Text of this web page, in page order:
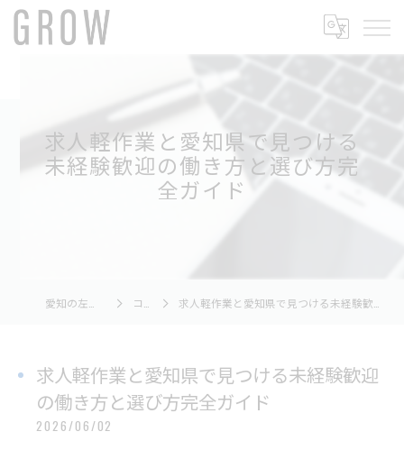
求人軽作業と愛知県で見つける
未経験歓迎の働き方と選び方完
全ガイド
コラム 求人軽作業と愛知県で見つける未経験歓迎の働き方と選び方完全ガイド
求人軽作業と愛知県で見つける未経験歓迎
の働き方と選び方完全ガイド
2026/06/02